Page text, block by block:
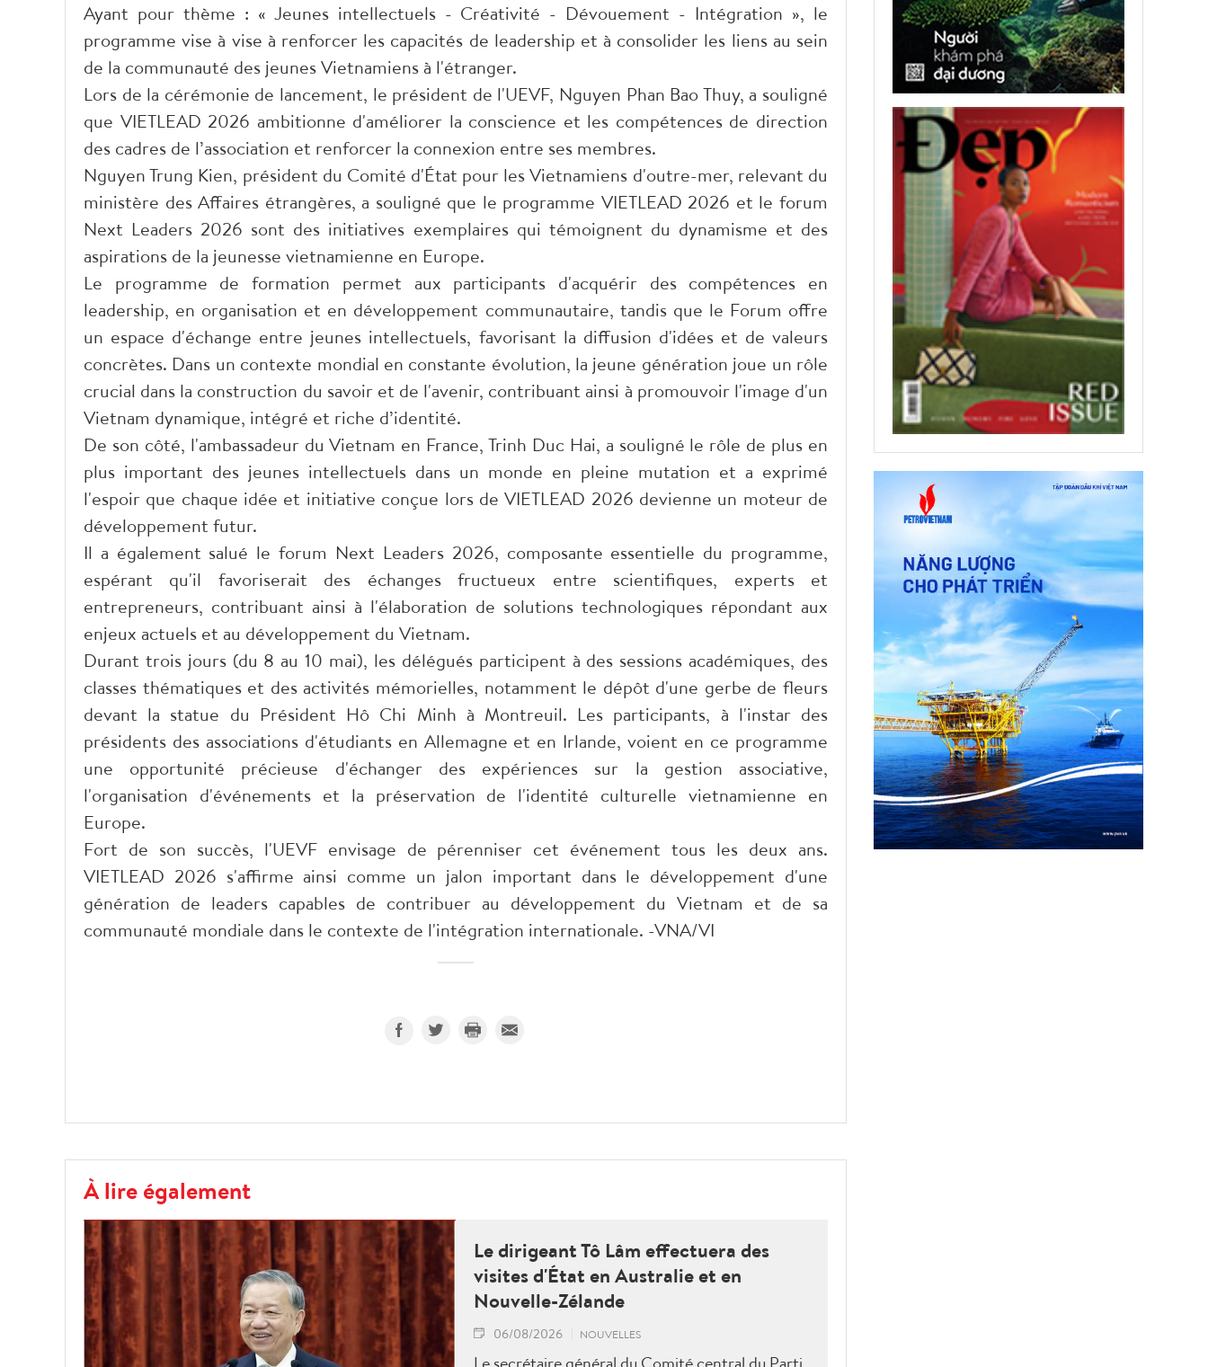
Ayant pour thème : « Jeunes intellectuels - Créativité - Dévouement - Intégration », le
programme vise à vise à renforcer les capacités de leadership et à consolider les liens au sein
de la communauté des jeunes Vietnamiens à l'étranger.
Lors de la cérémonie de lancement, le président de l'UEVF, Nguyen Phan Bao Thuy, a souligné
que VIETLEAD 2026 ambitionne d'améliorer la conscience et les compétences de direction
des cadres de l’association et renforcer la connexion entre ses membres.
Nguyen Trung Kien, président du Comité d'État pour les Vietnamiens d'outre-mer, relevant du
ministère des Affaires étrangères, a souligné que le programme VIETLEAD 2026 et le forum
Next Leaders 2026 sont des initiatives exemplaires qui témoignent du dynamisme et des
aspirations de la jeunesse vietnamienne en Europe.
Le programme de formation permet aux participants d'acquérir des compétences en
leadership, en organisation et en développement communautaire, tandis que le Forum offre
un espace d'échange entre jeunes intellectuels, favorisant la diffusion d'idées et de valeurs
concrètes. Dans un contexte mondial en constante évolution, la jeune génération joue un rôle
crucial dans la construction du savoir et de l'avenir, contribuant ainsi à promouvoir l'image d'un
Vietnam dynamique, intégré et riche d’identité.
De son côté, l'ambassadeur du Vietnam en France, Trinh Duc Hai, a souligné le rôle de plus en
plus important des jeunes intellectuels dans un monde en pleine mutation et a exprimé
l'espoir que chaque idée et initiative conçue lors de VIETLEAD 2026 devienne un moteur de
développement futur.
Il a également salué le forum Next Leaders 2026, composante essentielle du programme,
espérant qu'il favoriserait des échanges fructueux entre scientifiques, experts et
entrepreneurs, contribuant ainsi à l'élaboration de solutions technologiques répondant aux
enjeux actuels et au développement du Vietnam.
Durant trois jours (du 8 au 10 mai), les délégués participent à des sessions académiques, des
classes thématiques et des activités mémorielles, notamment le dépôt d'une gerbe de fleurs
devant la statue du Président Hô Chi Minh à Montreuil. Les participants, à l'instar des
présidents des associations d'étudiants en Allemagne et en Irlande, voient en ce programme
une opportunité précieuse d'échanger des expériences sur la gestion associative,
l'organisation d'événements et la préservation de l'identité culturelle vietnamienne en
Europe.
Fort de son succès, l'UEVF envisage de pérenniser cet événement tous les deux ans.
VIETLEAD 2026 s'affirme ainsi comme un jalon important dans le développement d'une
génération de leaders capables de contribuer au développement du Vietnam et de sa
communauté mondiale dans le contexte de l'intégration internationale. -VNA/VI
À lire également
Le dirigeant Tô Lâm effectuera des
visites d'État en Australie et en
Nouvelle-Zélande
06/08/2026 NOUVELLES